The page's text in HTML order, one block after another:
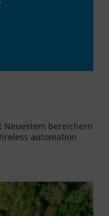
Neuestem bereichern
automation